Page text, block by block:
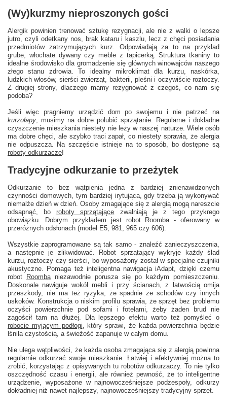
(Wy)kurzmy nieproszonych gości
Alergik powinien trenować sztukę rezygnacji, ale nie z walki o lepsze
jutro, czyli odetkany nos, brak kataru i kaszlu, lecz z chęci posiadania
przedmiotów zatrzymujących kurz. Odpowiadają za to na przykład
grube, włochate dywany czy meble z tapicerką. Struktura tkaniny to
idealne środowisko dla gromadzenie się głównych winowajców naszego
złego stanu zdrowia. To idealny mikroklimat dla kurzu, naskórka,
ludzkich włosów, sierści zwierząt, bakterii, pleśni i oczywiście roztoczy.
Z drugiej strony, dlaczego mamy rezygnować z czegoś, co nam się
podoba?
Jeśli więc pragniemy urządzić dom po swojemu i nie patrzeć na
kurzołapy, musimy na dobre polubić sprzątanie. Regularne i dokładne
czyszczenie mieszkania niestety nie leży w naszej naturze. Wiele osób
ma dobre chęci, ale szybko traci zapał, co niestety sprawia, że alergia
nie odpuszcza. Na szczęście istnieje na to sposób, bo dostępne są
roboty odkurzacze!
Tradycyjne odkurzanie to przeżytek
Odkurzanie to bez wątpienia jedna z bardziej znienawidzonych
czynności domowych, tym bardziej irytująca, gdy trzeba ją wykonywać
niemalże dzień w dzień. Osoby zmagające się z alergią mogą nareszcie
odsapnąć, boroboty sprzątające zwalniają je z tego przykrego
obowiązku. Dobrym przykładem jest robot Roomba - oferowany w
przeróżnych odsłonach (model E5, 981, 965 czy 606).
Wszystkie zaprogramowane są tak samo - znaleźć zanieczyszczenia,
a następnie je zlikwidować. Robot sprzątający wykryje każdy ślad
kurzu, roztoczy czy sierści, bo wyposażony został w specjalne czujniki
akustyczne. Pomaga też inteligentna nawigacja iAdapt, dzięki czemu
robot
Roombaniezawodnie porusza się po każdym pomieszczeniu.
Doskonale nawiguje wokół mebli i przy ścianach, z łatwością omija
przeszkody, nie ma też ryzyka, że spadnie ze schodów czy innych
uskoków. Konstrukcja o niskim profilu sprawia, że sprzęt bez problemu
oczyści powierzchnie pod sofami i fotelami, żeby żaden brud nie
zagościł tam na dłużej. Dla lepszego efektu warto też pomyśleć o
robocie myjącym podłogi, który sprawi, że każda powierzchnia będzie
lśniła czystością, a świeżość zapanuje w całym domu.
Nie ulega wątpliwości, że każda osoba zmagająca się z alergią powinna
regularnie odkurzać swoje mieszkanie. Łatwiej i efektywniej można to
zrobić, korzystając z opisywanych tu robotów odkurzaczy. To nie tylko
oszczędność czasu i energii, ale również pewność, że to inteligentne
urządzenie, wyposażone w najnowocześniejsze podzespoły, odkurzy
dokładniej niż nawet najlepszy, najnowocześniejszy tradycyjny sprzęt.